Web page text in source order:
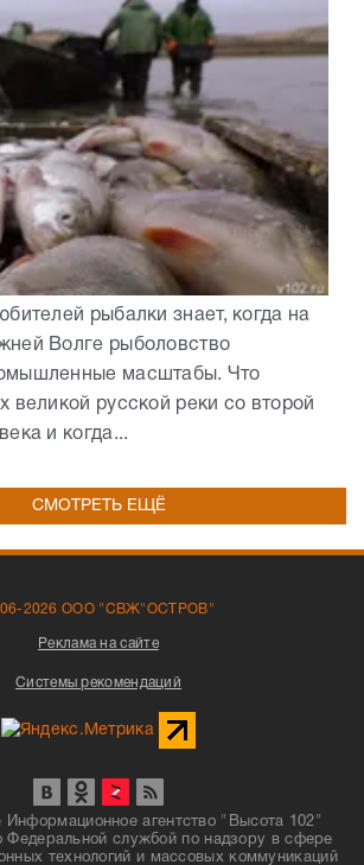
рыбалки знает, когда на
Волге рыболовство
масштабы. Что
великой русской реки со второй
и когда...
СМОТРЕТЬ ЕЩЁ
2026 ООО "СВЖ"ОСТРОВ"
Реклама на сайте
Системы рекомендаций
Информационное агентство "Высота 102"
Федеральной службой по надзору в сфере
технологий и массовых коммуникаций